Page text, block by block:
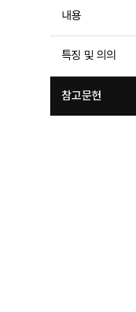
내용
특징 및 의의
참고문헌